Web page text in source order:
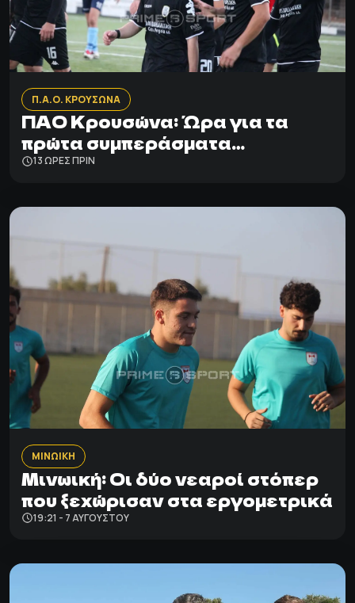
Π.Α.Ο. ΚΡΟΥΣΩΝΑ
ΠΑΟ Κρουσώνα: Ώρα για τα
πρώτα συμπεράσματα…
13 ΩΡΕΣ ΠΡΙΝ
ΜΙΝΩΙΚΗ
Μινωική: Οι δύο νεαροί στόπερ
που ξεχώρισαν στα εργομετρικά
19:21 - 7 ΑΥΓΟΎΣΤΟΥ